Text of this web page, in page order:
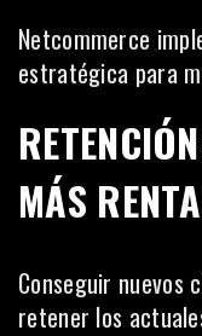
Netcommerce
estratégica para
MÁS
Conseguir nuevos
retener los